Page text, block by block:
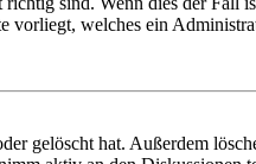
vorliegt, welches ein
gelöscht hat. Außerdem